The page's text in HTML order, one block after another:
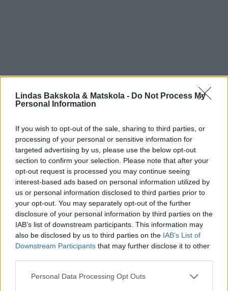
Lindas Bakskola & Matskola - Do Not Process My
Personal Information
If you wish to opt-out of the sale, sharing to third parties, or
processing of your personal or sensitive information for
targeted advertising by us, please use the below opt-out
section to confirm your selection. Please note that after your
opt-out request is processed you may continue seeing
interest-based ads based on personal information utilized by
us or personal information disclosed to third parties prior to
your opt-out. You may separately opt-out of the further
disclosure of your personal information by third parties on the
IAB’s list of downstream participants. This information may
also be disclosed by us to third parties on the IAB’s List of
Downstream Participants that may further disclose it to other
Personal Data Processing Opt Outs